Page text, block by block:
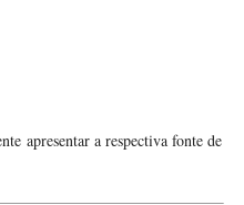
apresentar a respectiva fonte de